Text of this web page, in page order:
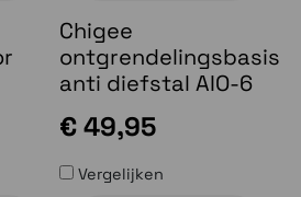
Chigee
ontgrendelingsbasis
anti diefstal AIO-6
€ 49,95
Vergelijken